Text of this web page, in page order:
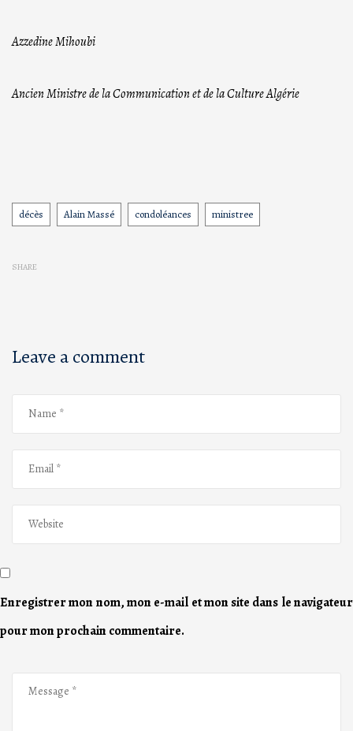
Azzedine Mihoubi
Ancien Ministre de la Communication et de la Culture Algérie
Tags
décès Alain Massé condoléances ministree
SHARE
Leave a comment
Enregistrer mon nom, mon e-mail et mon site dans le navigateur
pour mon prochain commentaire.